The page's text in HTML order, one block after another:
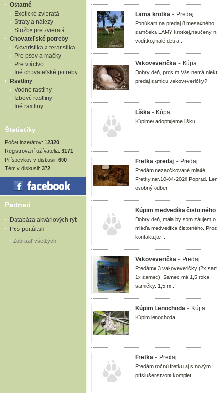
Ostatné
Exotické zvieratá
Straty a nálezy
Služby pre zvieratá
Chovateľské potreby
Akvaristika a teraristika
Pre psov a mačky
Pre vtáctvo
Iné chovateľské potreby
Rastliny
Vodné rastliny
Izbové rastliny
Iné rastliny
Štatistiky
Počet inzerátov: 12320
Registrovaní užívatelia: 3171
Príspevkov v diskusii: 600
Tém v diskusii: 372
Partneri
Databáza akváriových rýb
Pes-portál.sk
Zobraziť všetkých
Lama krotka - Predaj
Ponúkam na predaj 8 mesačného
samčeka LAMY krotkej,naučený
vodítko,malé deti a...
Vakoveverička - Kúpa
Dobrý deň, prosím Vás nemá
predaj samicu vakoveveričky?
Líška - Kúpa
Kúpime/ adoptujeme líšku
Fretka -predaj - Predaj
Predám nezaočkované mladé
Fretky,nar.10-04-2020 Poprad. Len
osobný odber.
Kúpim medvedíka čistotného
Dobrý deň, mala by som záujem o
mláďa medvedíka čistotného.
kontaktujte ...
Vakoveverička - Predaj
Predáme 3 vakoveveričky (2x
1x samec). Samec má 1,5 roka,
samičky: 1,5 ro...
Kúpim Lenochoda - Kúpa
Kúpim lenochoda.
Fretka - Predaj
Predám ročnú fretku aj s novým
príslušenstvom komplet